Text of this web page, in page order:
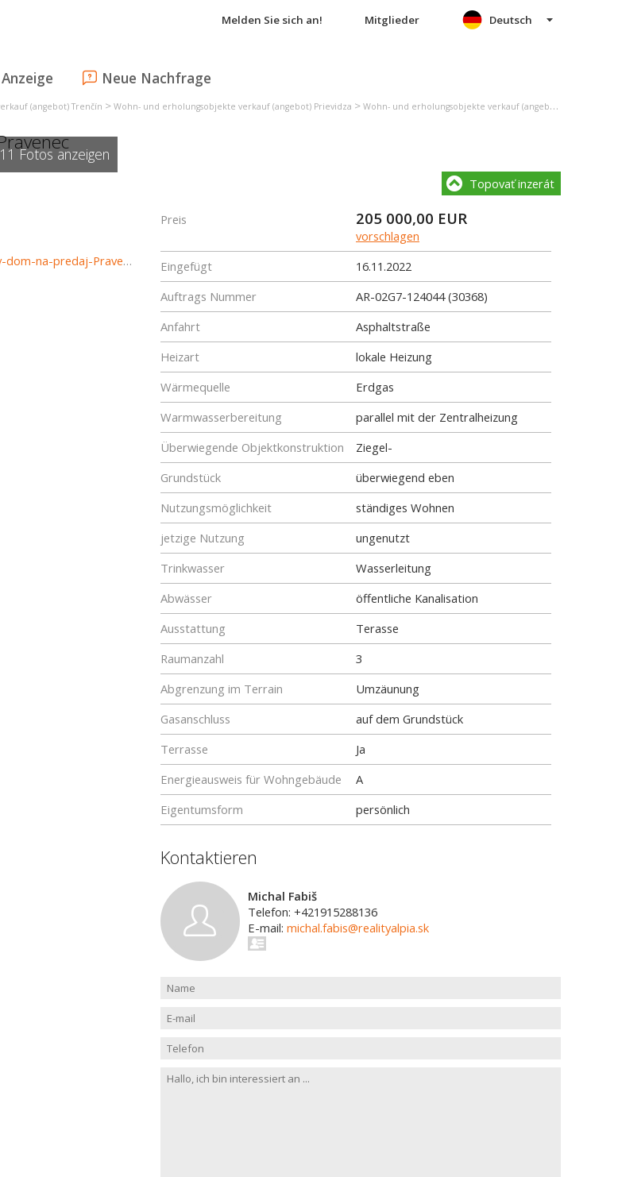
Melden Sie sich an! Mitglieder
Neue Nachfrage
Deutsch
(angebot) Trenčín > Wohn- und erholungsobjekte verkauf (angebot) Prievidza > Wohn- und erholungsobjekte verkauf (angebot) Pravenec
11 Fotos anzeigen
https://www.reality-prievidza.sk/predaj-domov-domy-novostavby/Rodinny-dom-na-predaj-Pravenec-30368/?utm_source=areality&utm_medium=xml&utm_term=30368&utm_content=dom&utm_campaign=portaly
Topovať inzerát
Preis 205 000,00 EUR
vorschlagen
Eingefügt
16.11.2022
Auftrags Nummer
AR-02G7-124044 (30368)
Anfahrt
Asphaltstraße
Heizart
lokale Heizung
Wärmequelle
Erdgas
Warmwasserbereitung
parallel mit der Zentralheizung
Überwiegende Objektkonstruktion
Ziegel-
Grundstück
überwiegend eben
Nutzungsmöglichkeit
ständiges Wohnen
jetzige Nutzung
ungenutzt
Trinkwasser
Wasserleitung
Abwässer
öffentliche Kanalisation
Ausstattung
Terasse
Raumanzahl
3
Abgrenzung im Terrain
Umzäunung
Gasanschluss
auf dem Grundstück
Terrasse
Ja
Energieausweis für Wohngebäude
A
Eigentumsform
persönlich
Kontaktieren
Michal Fabiš
Telefon: +421915288136
E-mail: michal.fabis@realityalpia.sk